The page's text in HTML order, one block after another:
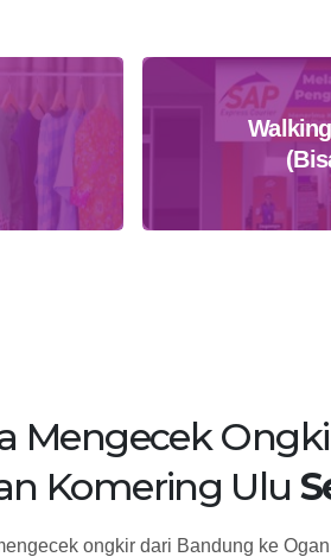
Mengecek
Komering Ulu
ongkir dari Bandung ke